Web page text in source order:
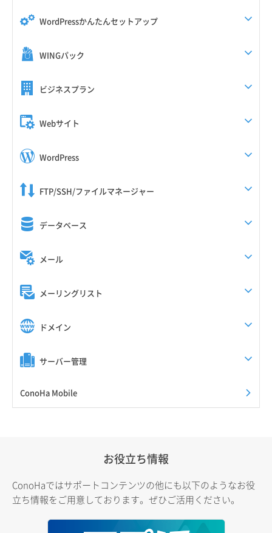
WordPressかんたんセットアップ
WINGパック
ビジネスプラン
Webサイト
WordPress
FTP/SSH/ファイルマネージャー
データベース
メール
メーリングリスト
ドメイン
サーバー管理
ConoHa Mobile
お役立ち情報
ConoHaではサポートコンテンツの他にも以下のようなお役
立ち情報をご用意しております。ぜひご活用ください。